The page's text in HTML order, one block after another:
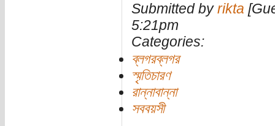
Submitted by rikta
5:21pm
Categories:
ব্লগরব্লগর
স্মৃতিচারণ
রান্নাবান্না
সববয়সী